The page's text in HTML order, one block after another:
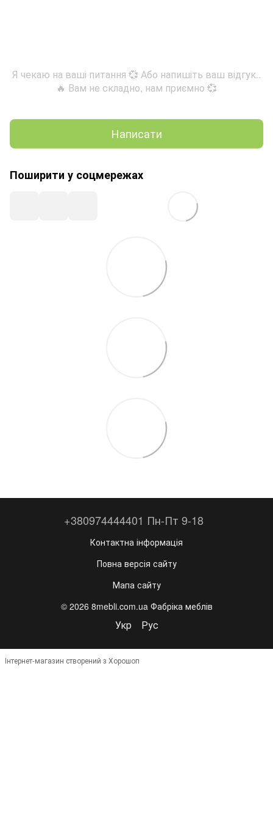
Я чекаю на ваші питання 💞 Або напишіть ваш відгук..
🔥 Вам не складно, нам приємно 💞
Написати
Поширити у соцмережах
+380974444401 Пн-Пт 9-18
Контактна інформація
Повна версія сайту
Мапа сайту
© 2026 8mebli.com.ua Фабріка меблів
Укр Рус
Інтернет-магазин створений з Хорошоп